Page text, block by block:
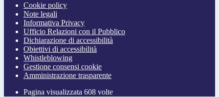
Cookie policy
Note legali
Informativa Privacy
Ufficio Relazioni con il Pubblico
Dichiarazione di accessibilità
Obiettivi di accessibilità
Whistleblowing
Gestione consensi cookie
Amministrazione trasparente
Pagina visualizzata 608 volte